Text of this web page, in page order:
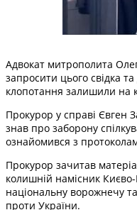
Адвокат митрополита
запросити цього свідка
клопотання залишили на
Прокурор у справі Євген
знав про заборону
ознайомився з
Прокурор зачитав
колишній намісник
національну ворожнечу
проти України.